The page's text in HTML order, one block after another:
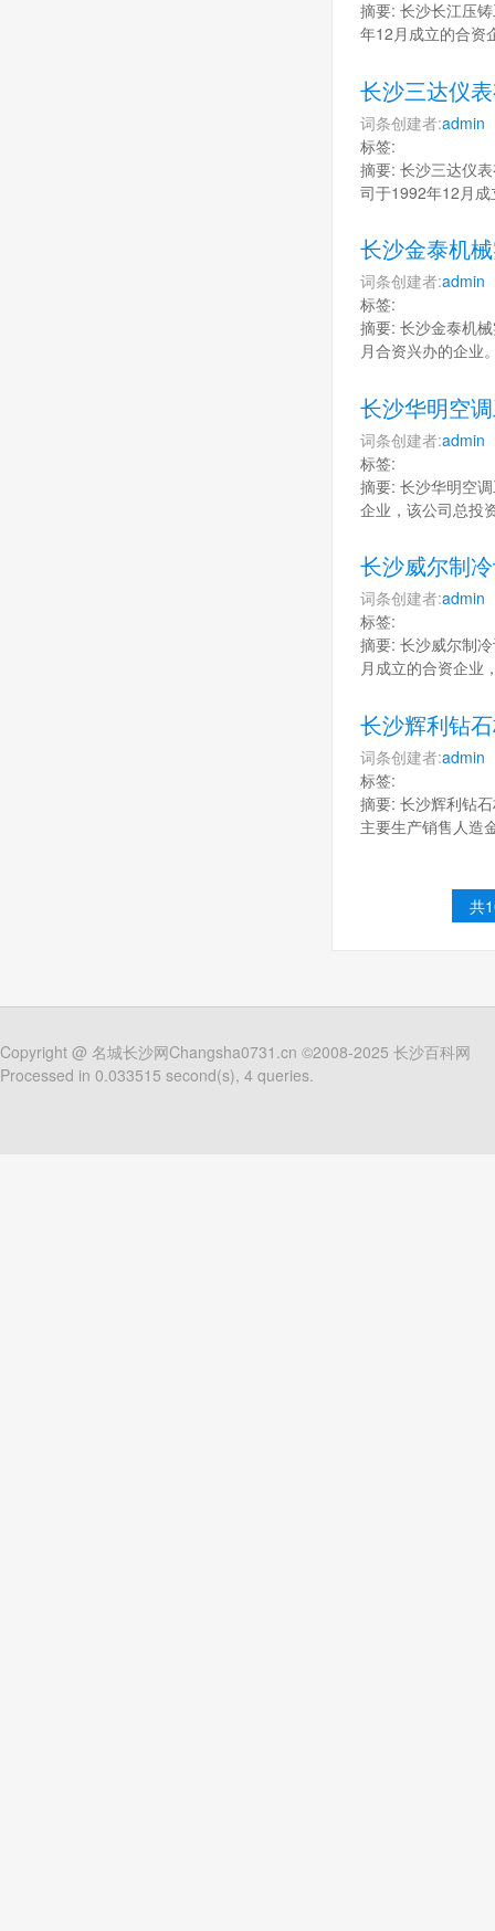
摘要: 长沙长江压
年12月成立的合资
长沙三达仪
词条创建者:admin
标签:
摘要: 长沙三达仪
司于1992年12月
长沙金泰机
词条创建者:admin
标签:
摘要: 长沙金泰机
月合资兴办的企业
长沙华明空
词条创建者:admin
标签:
摘要: 长沙华明空
企业，该公司总投
长沙威尔制
词条创建者:admin
标签:
摘要: 长沙威尔制
月成立的合资企业
长沙辉利钻
词条创建者:admin
标签:
摘要: 长沙辉利钻
主要生产销售人造
共
Copyright @ 名城长沙网Changsha0731.cn ©2008-2025 长沙百科网
Processed in 0.033515 second(s), 4 queries.